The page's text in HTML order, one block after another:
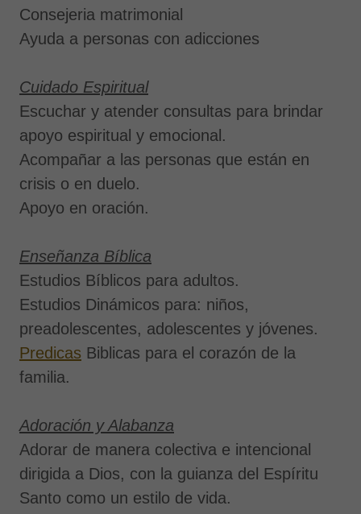
Consejeria matrimonial
Ayuda a personas con adicciones
Cuidado Espiritual
Escuchar y atender consultas para brindar
apoyo espiritual y emocional.
Acompañar a las personas que están en
crisis o en duelo.
Apoyo en oración.
Enseñanza Bíblica
Estudios Bíblicos para adultos.
Estudios Dinámicos para: niños,
preadolescentes, adolescentes y jóvenes.
Predicas Biblicas para el corazón de la
familia.
Adoración y Alabanza
Adorar de manera colectiva e intencional
dirigida a Dios, con la guianza del Espíritu
Santo como un estilo de vida.